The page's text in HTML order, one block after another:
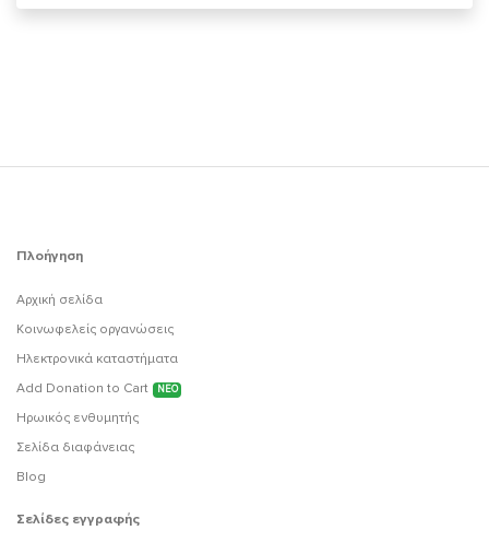
Πλοήγηση
Αρχική σελίδα
Κοινωφελείς οργανώσεις
Ηλεκτρονικά καταστήματα
Add Donation to Cart
ΝΕΟ
Ηρωικός ενθυμητής
Σελίδα διαφάνειας
Blog
Σελίδες εγγραφής